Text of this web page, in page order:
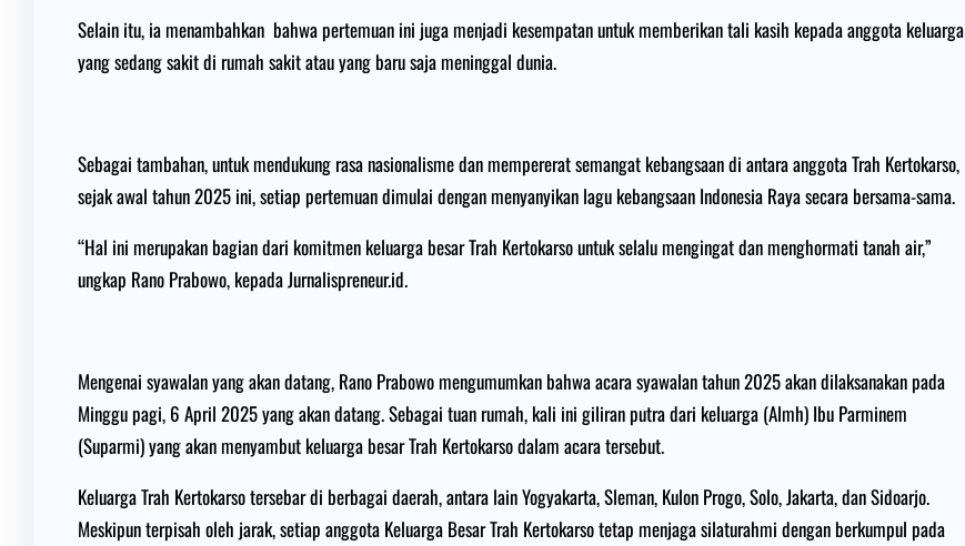
Selain itu, ia menambahkan bahwa pertemuan ini juga menjadi kesempatan untuk memberikan tali kasih kepada anggota keluarga
yang sedang sakit di rumah sakit atau yang baru saja meninggal dunia.
Sebagai tambahan, untuk mendukung rasa nasionalisme dan mempererat semangat kebangsaan di antara anggota Trah Kertokarso,
sejak awal tahun 2025 ini, setiap pertemuan dimulai dengan menyanyikan lagu kebangsaan Indonesia Raya secara bersama-sama.
“Hal ini merupakan bagian dari komitmen keluarga besar Trah Kertokarso untuk selalu mengingat dan menghormati tanah air,”
ungkap Rano Prabowo, kepada Jurnalispreneur.id.
Mengenai syawalan yang akan datang, Rano Prabowo mengumumkan bahwa acara syawalan tahun 2025 akan dilaksanakan pada
Minggu pagi, 6 April 2025 yang akan datang. Sebagai tuan rumah, kali ini giliran putra dari keluarga (Almh) Ibu Parminem
(Suparmi) yang akan menyambut keluarga besar Trah Kertokarso dalam acara tersebut.
Keluarga Trah Kertokarso tersebar di berbagai daerah, antara lain Yogyakarta, Sleman, Kulon Progo, Solo, Jakarta, dan Sidoarjo.
Meskipun terpisah oleh jarak, setiap anggota Keluarga Besar Trah Kertokarso tetap menjaga silaturahmi dengan berkumpul pada